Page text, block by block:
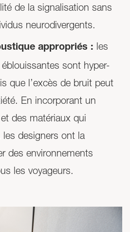
de la signalisation sans
neurodivergents.
appropriés : les
sont hyper-
que l’excès de bruit peut
En incorporant un
des matériaux qui
designers ont la
des environnements
les voyageurs.